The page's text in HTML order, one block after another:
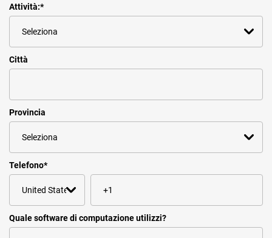
Attività:*
Città
Provincia
Telefono*
Quale software di computazione utilizzi?